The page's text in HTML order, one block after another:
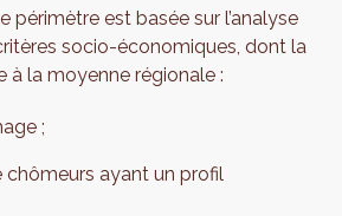
périmètre est basée sur l’analyse
socio-économiques, dont la
à la moyenne régionale :
;
ayant un profil